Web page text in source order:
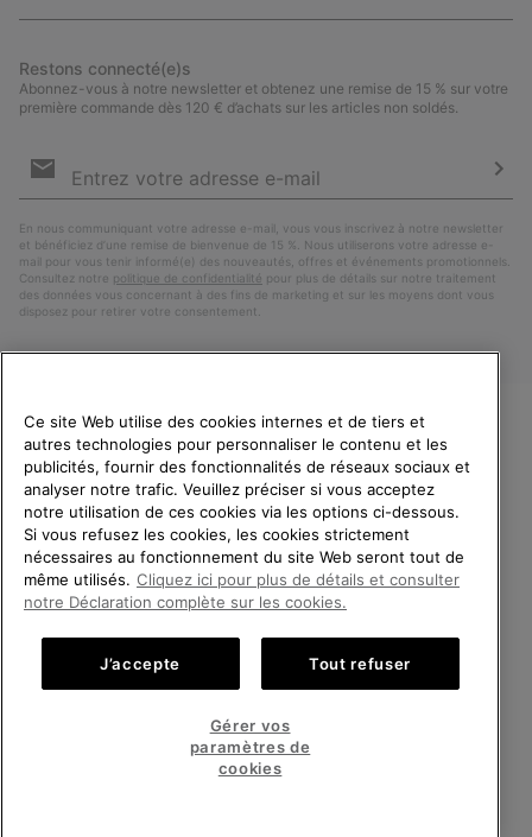
Restons connecté(e)s
Abonnez-vous à notre newsletter et obtenez une remise de 15 % sur votre
première commande dès 120 € d’achats sur les articles non soldés.
par
En nous communiquant votre adresse e-mail, vous vous inscrivez à notre newsletter
et bénéficiez d’une remise de bienvenue de 15 %. Nous utiliserons votre adresse e-
mail pour vous tenir informé(e) des nouveautés, offres et événements promotionnels.
Consultez notre politique de confidentialité pour plus de détails sur notre traitement
des données vous concernant à des fins de marketing et sur les moyens dont vous
disposez pour retirer votre consentement.
Belgique (français) | English › | Nederlands ›
©2026 SOREL.Tous droits réservés.
Conditions Générales de Vente Garanties Légales Cookies
Impressum
Service client: Lun - Sam de 9h à 13h et de 14h à 18h
VEUILLEZ CHOISIR UNE
LANGUE
Achats en ligne disponibles
United States
Achats
ligne
Achats
Belgium-Dutch
Ce site Web utilise des cookies internes et de tiers et
autres technologies pour personnaliser le contenu et les
publicités, fournir des fonctionnalités de réseaux sociaux et
analyser notre trafic. Veuillez préciser si vous acceptez
notre utilisation de ces cookies via les options ci-dessous.
Si vous refusez les cookies, les cookies strictement
nécessaires au fonctionnement du site Web seront tout de
même utilisés. Cliquez ici pour plus de détails et consulter
notre Déclaration complète sur les cookies.
J’accepte Tout refuser
Gérer vos
paramètres de
cookies